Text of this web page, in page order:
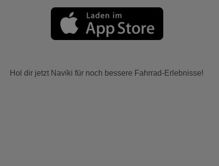
Hol dir jetzt Naviki für noch bessere Fahrrad-Erlebnisse!